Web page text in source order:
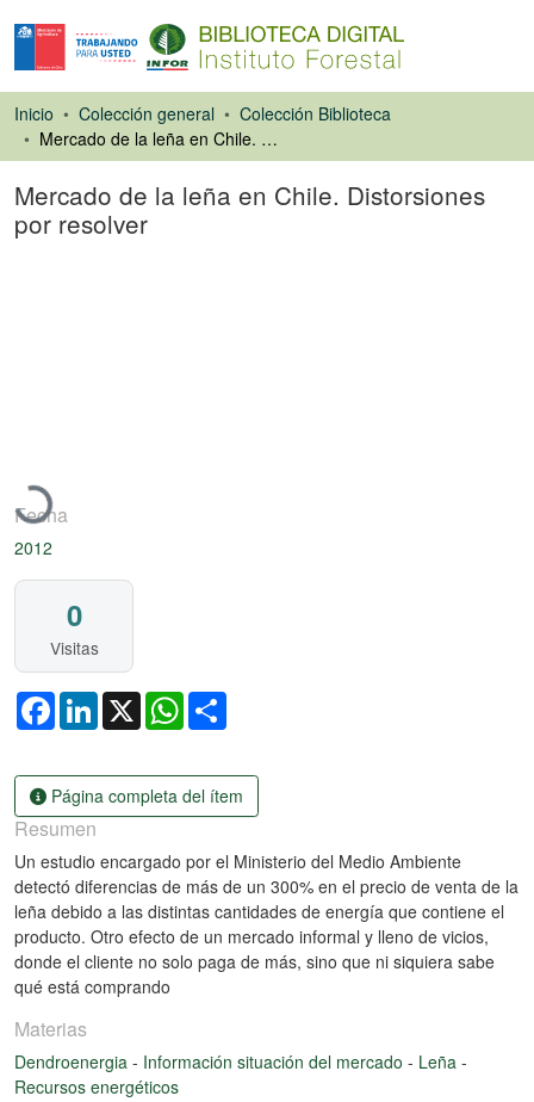
Inicio Colección general
Colección Biblioteca
Mercado de la leña en Chile. Distorsiones por resolver
Mercado de la leña en Chile. Distorsiones
por resolver
Cargando...
Fecha
2012
0
Visitas
FacebookLinkedIn
X WhatsApp
Página completa del ítem
Resumen
Un estudio encargado por el Ministerio del Medio Ambiente
detectó diferencias de más de un 300% en el precio de venta de la
leña debido a las distintas cantidades de energía que contiene el
producto. Otro efecto de un mercado informal y lleno de vicios,
donde el cliente no solo paga de más, sino que ni siquiera sabe
qué está comprando
Materias
Dendroenergia - Información situación del mercado - Leña -
Recursos energéticos